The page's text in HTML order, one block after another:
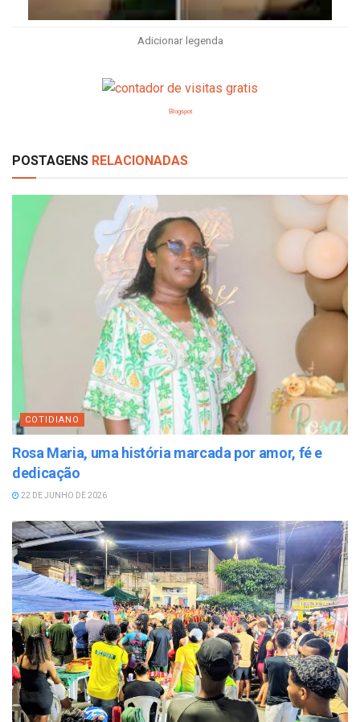
Adicionar legenda
Blogspot
POSTAGENS RELACIONADAS
COTIDIANO
Rosa Maria, uma história marcada por amor, fé e
dedicação
22 DE JUNHO DE 2026